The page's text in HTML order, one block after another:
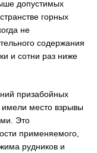
допустимых
горных
не
содержания
и сотни раз ниже
призабойных
имели место взрывы
Это
применяемого,
рудников и